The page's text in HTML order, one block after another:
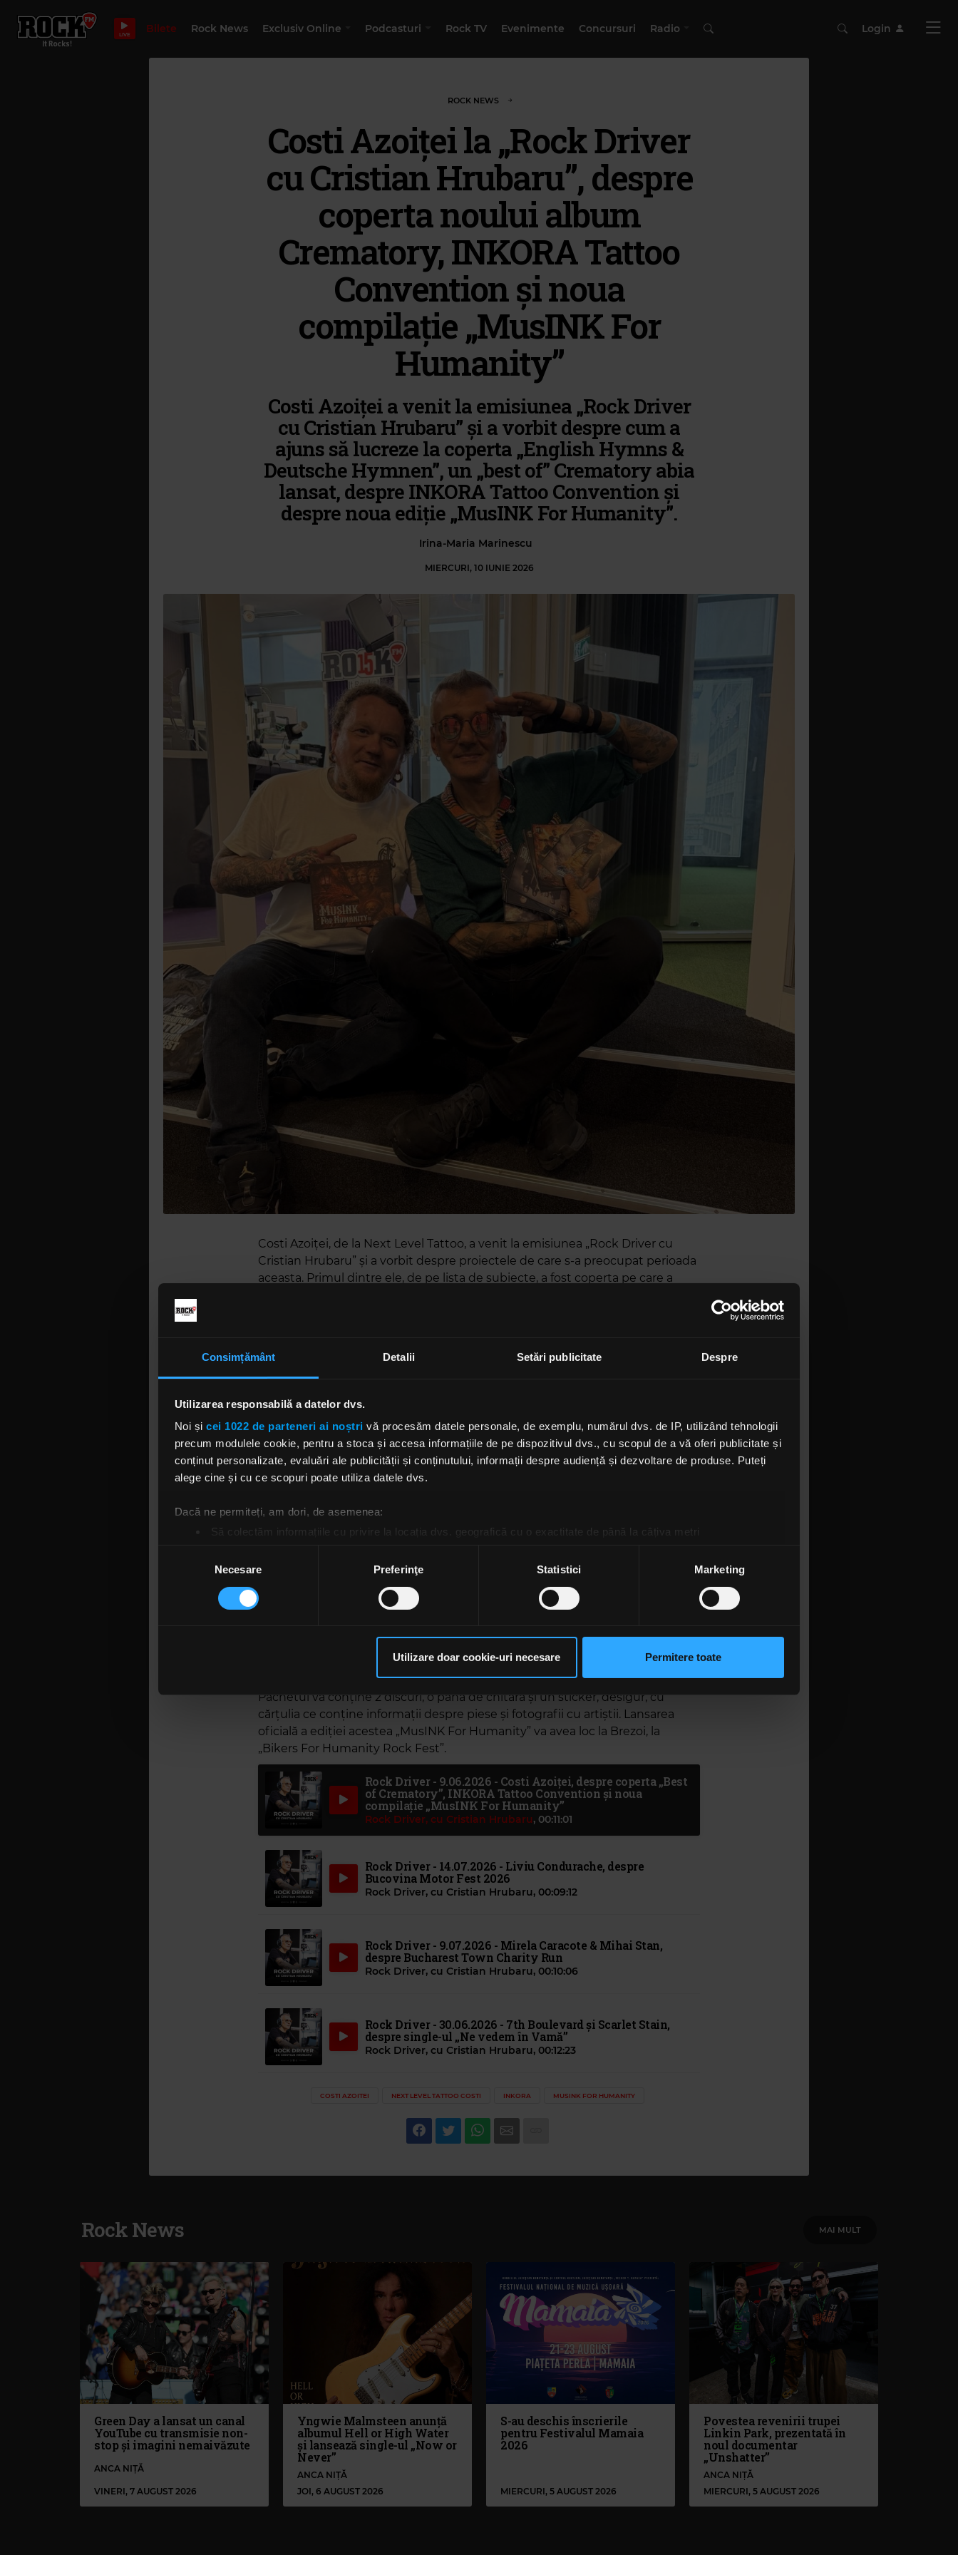
Consimțământ Detalii Setări publicitate Despre
Utilizarea responsabilă a datelor dvs.
Noi și cei 1022 de parteneri ai noștri vă procesăm datele personale, de exemplu, numărul dvs. de IP, utilizând tehnologii
precum modulele cookie, pentru a stoca și accesa informațiile de pe dispozitivul dvs., cu scopul de a vă oferi publicitate și
conținut personalizate, evaluări ale publicității și conținutului, informații despre audiență și dezvoltare de produse. Puteți
alege cine și cu ce scopuri poate utiliza datele dvs.
Dacă ne permiteți, am dori, de asemenea:
Să colectăm informațiile cu privire la locația dvs. geografică cu o exactitate de până la câțiva metri
Găsiți mai multe informații despre procesarea datelor dvs. personale și configurați-vă preferințele la
secțiunea cu detalii
Vă puteți modifica sau retrage oricând acordul din Declarația despre modulele cookie.
traficul. De asemenea, le oferim partenerilor de rețele sociale, de publicitate și de analize informații cu privire la modul în
care folosiți site-ul nostru. Aceștia le pot combina cu alte informații oferite de dvs. sau culese în urma folosirii serviciilor
consimțământului
Necesare Preferinţe Statistici Marketing
Utilizare doar cookie-uri necesare Permitere toate
LIVE Bilete Rock News Exclusiv Online Podcasturi Rock TV Evenimente Concursuri Radio Login
ROCK NEWS
Costi Azoiței la „Rock Driver
cu Cristian Hrubaru”, despre
coperta noului album
Crematory, INKORA Tattoo
Convention și noua
compilație „MusINK For
Humanity”
Costi Azoiței a venit la emisiunea „Rock Driver
cu Cristian Hrubaru” și a vorbit despre cum a
ajuns să lucreze la coperta „English Hymns &
Deutsche Hymnen”, un „best of” Crematory abia
lansat, despre INKORA Tattoo Convention și
despre noua ediție „MusINK For Humanity”.
Irina-Maria Marinescu
MIERCURI, 10 IUNIE 2026
Costi Azoiței, de la Next Level Tattoo, a venit la emisiunea „Rock Driver cu
Cristian Hrubaru” și a vorbit despre proiectele de care s-a preocupat perioada
aceasta. Primul dintre ele, de pe lista de subiecte, a fost coperta pe care a
Costi l-a întâlnit pe Felix Stass la o convenție de tatuaje, unde muzicianul a
Lucrarea trebuia folosită, inițial pentru o compilație aniversară de 30 de ani,
însă casa de discuri la care este semnată trupa nu a considerat că ar fi un
moment bun să lanseze materialul în pandemie.
Al doilea punct al discuției a fost INKORA Tattoo Convention, eveniment
și 30 august la Berăria H. Convenția aduce împreună peste 150 de artiști
tatuatori din 30 de țări. Publicul va avea parte și de concerte live, cu artiști
tatuatori încă sunt deschise pe tattooconvention.ro!
Ultimul subiect a fost compilația „MusINK For Humanity”, care revine în forță
anul acesta cu o colecție impresionantă de 20 de trupe, care au compus
mari muzicieni români. Profitul din albumului va fi folosit pentru producerea
și ridicarea unei statui din bronz, în onoarea lui Nicu Covaci la Timișoara.
Pachetul va conține 2 discuri, o pană de chitară și un sticker, desigur, cu
cărțulia ce conține informații despre piese și fotografii cu artiștii. Lansarea
oficială a ediției acestea „MusINK For Humanity” va avea loc la Brezoi, la
„Bikers For Humanity Rock Fest”.
Rock Driver - 9.06.2026 - Costi Azoiței, despre coperta „Best
of Crematory”, INKORA Tattoo Convention și noua
compilație „MusINK For Humanity”
Rock Driver, cu Cristian Hrubaru, 00:11:01
Rock Driver - 14.07.2026 - Liviu Condurache, despre
Bucovina Motor Fest 2026
Rock Driver, cu Cristian Hrubaru, 00:09:12
Rock Driver - 9.07.2026 - Mirela Caracote & Mihai Stan,
despre Bucharest Town Charity Run
Rock Driver, cu Cristian Hrubaru, 00:10:06
Rock Driver - 30.06.2026 - 7th Boulevard și Scarlet Stain,
despre single-ul „Ne vedem în Vamă”
Rock Driver, cu Cristian Hrubaru, 00:12:23
COSTI AZOITEI NEXT LEVEL TATTOO COSTI INKORA MUSINK FOR HUMANITY
Rock News MAI MULT
Green Day a lansat un canal
YouTube cu transmisie non-
stop și imagini nemaivăzute
ANCA NIȚĂ
VINERI, 7 AUGUST 2026
Yngwie Malmsteen anunță
albumul Hell or High Water
și lansează single-ul „Now or
Never”
ANCA NIȚĂ
JOI, 6 AUGUST 2026
S-au deschis înscrierile
pentru Festivalul Mamaia
2026
MIERCURI, 5 AUGUST 2026
Povestea revenirii trupei
Linkin Park, prezentată în
noul documentar
„Unshatter”
ANCA NIȚĂ
MIERCURI, 5 AUGUST 2026